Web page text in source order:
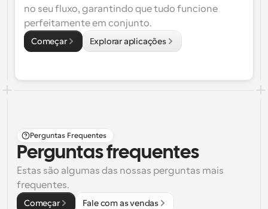
no seu fluxo, garantindo que tudo funcione
perfeitamente em conjunto.
Começar Explorar aplicações
Perguntas Frequentes
Perguntas frequentes
Estas são algumas das nossas perguntas mais
frequentes.
Começar Fale com as vendas